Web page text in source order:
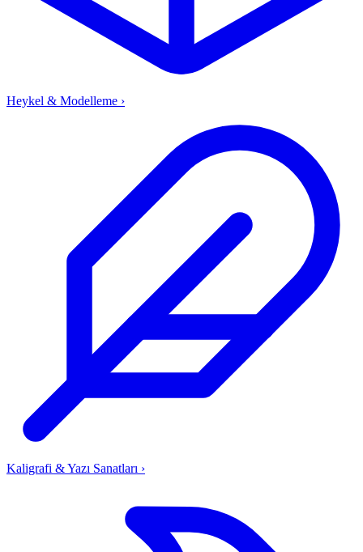
Heykel & Modelleme ›
Kaligrafi & Yazı Sanatları ›